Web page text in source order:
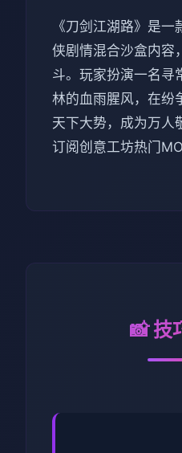
《刀剑江湖路》是
侠剧情混合沙盒内容
斗。玩家扮演一名寻
林的血雨腥风，在纷
天下大势，成为万人
订阅创意工坊热门
📸 技